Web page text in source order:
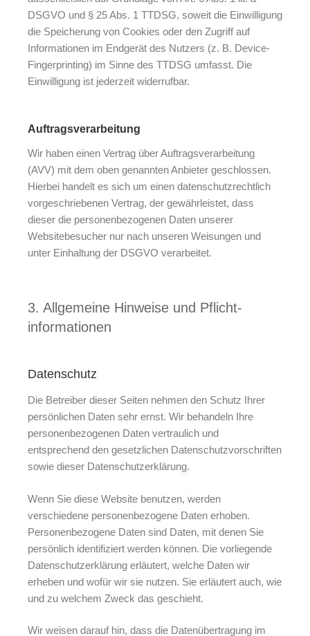
DSGVO und § 25 Abs. 1 TTDSG, soweit die Einwilligung
die Speicherung von Cookies oder den Zugriff auf
Informationen im Endgerät des Nutzers (z. B. Device-
Fingerprinting) im Sinne des TTDSG umfasst. Die
Einwilligung ist jederzeit widerrufbar.
Auftragsverarbeitung
Wir haben einen Vertrag über Auftragsverarbeitung
(AVV) mit dem oben genannten Anbieter geschlossen.
Hierbei handelt es sich um einen datenschutzrechtlich
vorgeschriebenen Vertrag, der gewährleistet, dass
dieser die personenbezogenen Daten unserer
Websitebesucher nur nach unseren Weisungen und
unter Einhaltung der DSGVO verarbeitet.
3. Allgemeine Hinweise und Pflicht­
informationen
Datenschutz
Die Betreiber dieser Seiten nehmen den Schutz Ihrer
persönlichen Daten sehr ernst. Wir behandeln Ihre
personenbezogenen Daten vertraulich und
entsprechend den gesetzlichen Datenschutzvorschriften
sowie dieser Datenschutzerklärung.
Wenn Sie diese Website benutzen, werden
verschiedene personenbezogene Daten erhoben.
Personenbezogene Daten sind Daten, mit denen Sie
persönlich identifiziert werden können. Die vorliegende
Datenschutzerklärung erläutert, welche Daten wir
erheben und wofür wir sie nutzen. Sie erläutert auch, wie
und zu welchem Zweck das geschieht.
Wir weisen darauf hin, dass die Datenübertragung im